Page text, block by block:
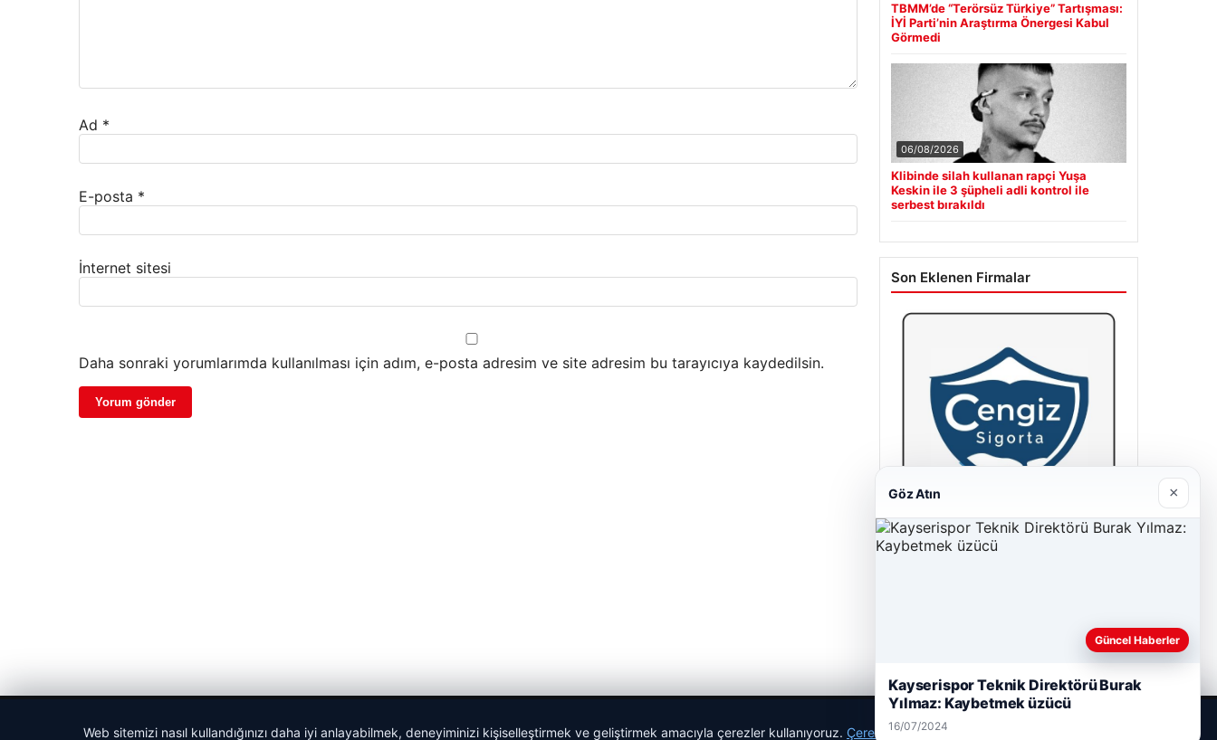
Ad *
E-posta *
İnternet sitesi
Daha sonraki yorumlarımda kullanılması için adım, e-posta adresim ve site adresim bu tarayıcıya kaydedilsin.
TBMM’de “Terörsüz Türkiye” Tartışması:
İYİ Parti’nin Araştırma Önergesi Kabul
Görmedi
06/08/2026
Klibinde silah kullanan rapçi Yuşa
Keskin ile 3 şüpheli adli kontrol ile
serbest bırakıldı
Son Eklenen Firmalar
Cengiz Sigorta
Web sitemizi nasıl kullandığınızı daha iyi anlayabilmek, deneyiminizi kişiselleştirmek ve geliştirmek amacıyla çerezler kullanıyoruz. Çerez Politikamız
Göz Atın ×
Güncel Haberler
Kayserispor Teknik Direktörü Burak
Yılmaz: Kaybetmek üzücü
16/07/2024